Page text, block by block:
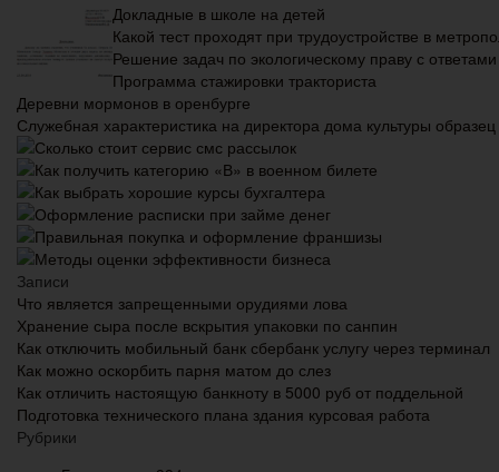
Докладные в школе на детей
Какой тест проходят при трудоустройстве в
Решение задач по экологическому праву с ответами
Программа стажировки тракториста
Деревни мормонов в оренбурге
Служебная характеристика на директора дома культуры образец
Сколько стоит сервис смс рассылок
Как получить категорию «В» в военном билете
Как выбрать хорошие курсы бухгалтера
Оформление расписки при займе денег
Правильная покупка и оформление франшизы
Методы оценки эффективности бизнеса
Записи
Что является запрещенными орудиями лова
Хранение сыра после вскрытия упаковки по санпин
Как отключить мобильный банк сбербанк услугу через терминал
Как можно оскорбить парня матом до слез
Как отличить настоящую банкноту в 5000 руб от поддельной
Подготовка технического плана здания курсовая работа
Рубрики